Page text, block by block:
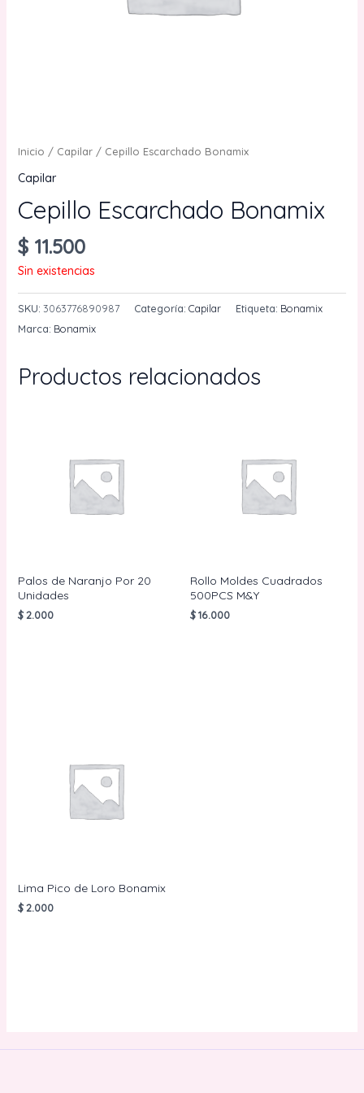
Inicio / Capilar/ Cepillo Escarchado Bonamix
Capilar
Cepillo Escarchado Bonamix
$11.500
Sin existencias
SKU: 3063776890987 Categoría: Capilar Etiqueta: Bonamix
Marca: Bonamix
Productos relacionados
Palos de Naranjo Por 20
Unidades
$2.000
Rollo Moldes Cuadrados
500PCS M&Y
$16.000
Lima Pico de Loro Bonamix
$2.000